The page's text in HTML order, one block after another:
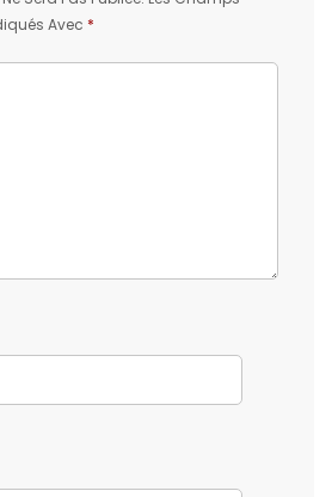
Avec *